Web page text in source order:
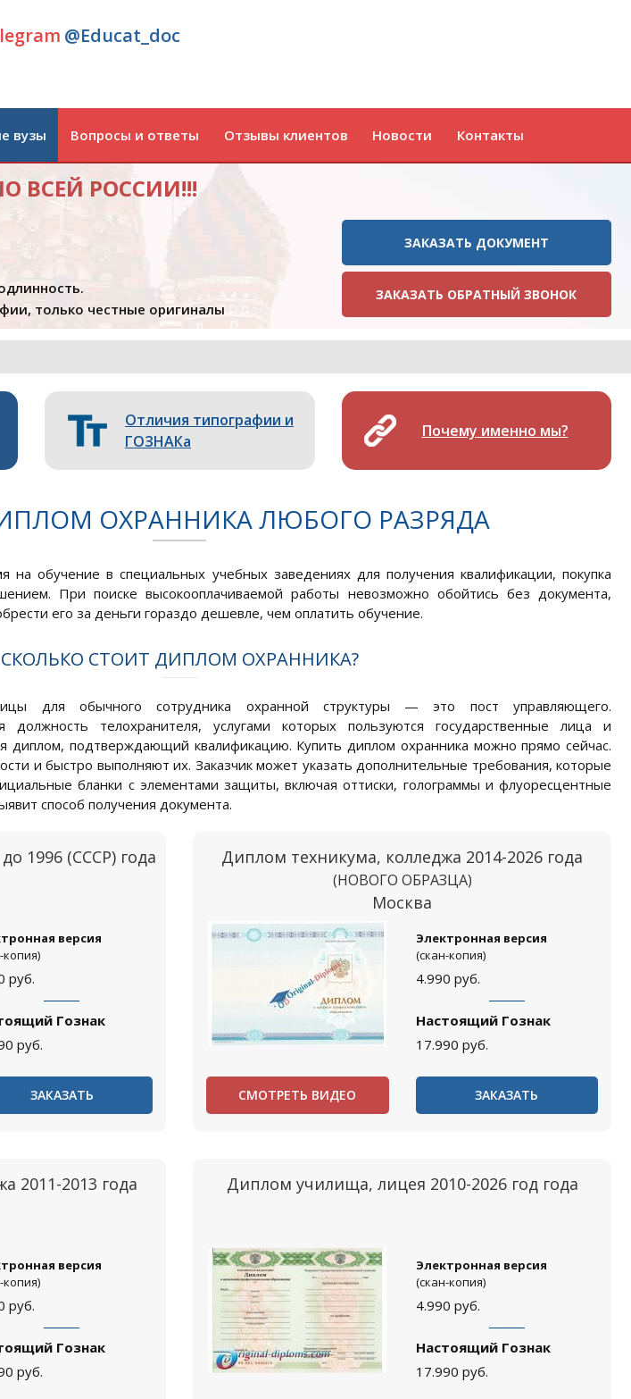
@Educat_doc
вузы Вопросы и ответы Отзывы клиентов Новости Контакты
ВСЕЙ РОССИИ!!!
только честные оригиналы
ЗАКАЗАТЬ ДОКУМЕНТ
ЗАКАЗАТЬ ОБРАТНЫЙ ЗВОНОК
Отличия типографии и
ГОЗНАКа
Почему именно мы?
ОХРАННИКА ЛЮБОГО РАЗРЯДА
на обучение в специальных учебных заведениях для получения квалификации, покупка
При поиске высокооплачиваемой работы невозможно обойтись без документа,
его за деньги гораздо дешевле, чем оплатить обучение.
СКОЛЬКО СТОИТ ДИПЛОМ ОХРАННИКА?
для обычного сотрудника охранной структуры — это пост управляющего.
должность телохранителя, услугами которых пользуются государственные лица и
диплом, подтверждающий квалификацию. Купить диплом охранника можно прямо сейчас.
и быстро выполняют их. Заказчик может указать дополнительные требования, которые
бланки с элементами защиты, включая оттиски, голограммы и флуоресцентные
способ получения документа.
1996 (СССР) года
версия
копия)
руб.
Гознак
руб.
ЗАКАЗАТЬ
Диплом техникума, колледжа 2014-2026 года
(НОВОГО ОБРАЗЦА)
Москва
Электронная версия
(скан-копия)
4.990 руб.
Настоящий Гознак
17.990 руб.
СМОТРЕТЬ ВИДЕО ЗАКАЗАТЬ
2011-2013 года
версия
копия)
руб.
Гознак
руб.
Диплом училища, лицея 2010-2026 год года
Электронная версия
(скан-копия)
4.990 руб.
Настоящий Гознак
17.990 руб.